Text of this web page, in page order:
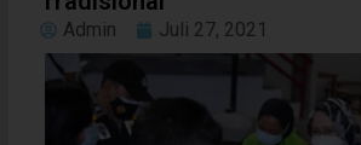
Admin Juli 27, 2021